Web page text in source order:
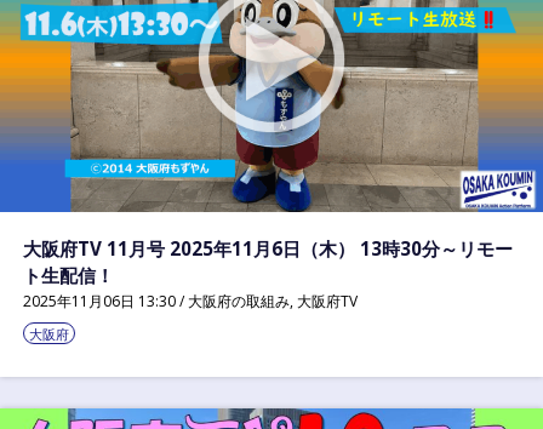
大阪府TV 11月号 2025年11月6日（木） 13時30分～リモー
ト生配信！
2025年11月06日 13:30 /大阪府の取組み,大阪府TV
大阪府